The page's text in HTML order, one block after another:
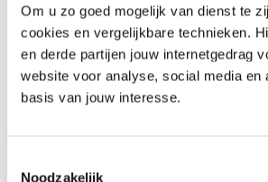
Om u zo goed mogelijk van dienst te
cookies en vergelijkbare technieken.
en derde partijen jouw internetgedrag
website voor analyse, social media en
basis van jouw interesse.
Noodzakelijk